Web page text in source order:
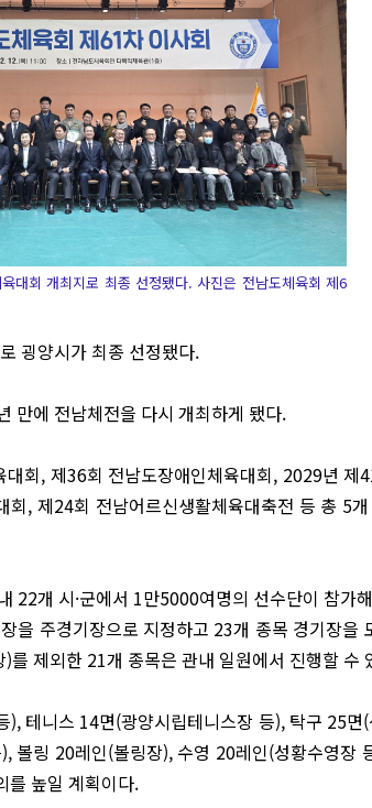
대회 개최지로 최종 선정됐다. 사진은 전남도체육회 제6
굉양시가 최종 선정됐다.
만에 전남체전을 다시 개최하게 됐다.
회, 제36회 전남도장애인체육대회, 2029년 제
, 제24회 전남어르신생활체육대축전 등 총 5
22개 시·군에서 1만5000여명의 선수단이 참가
을 주경기장으로 지정하고 23개 종목 경기장을
를 제외한 21개 종목은 관내 일원에서 진행할 수
테니스 14면(광양시립테니스장 등), 탁구 25면
볼링 20레인(볼링장), 수영 20레인(성황수영장
를 높일 계획이다.